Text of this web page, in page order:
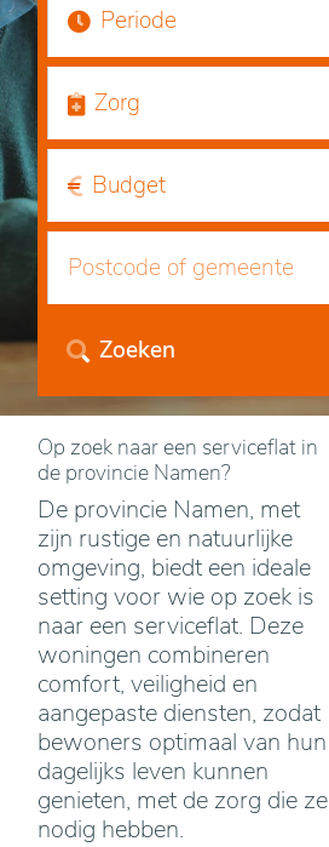
Periode
Zorg
Budget
Zoeken
Op zoek naar een serviceflat in
de provincie Namen?
De provincie Namen, met
zijn rustige en natuurlijke
omgeving, biedt een ideale
setting voor wie op zoek is
naar een serviceflat. Deze
woningen combineren
comfort, veiligheid en
aangepaste diensten, zodat
bewoners optimaal van hun
dagelijks leven kunnen
genieten, met de zorg die ze
nodig hebben.